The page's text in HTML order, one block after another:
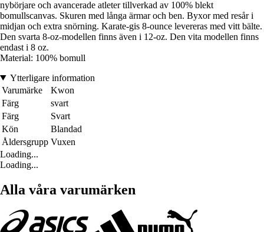
nybörjare och avancerade atleter tillverkad av 100% blekt
bomullscanvas. Skuren med långa ärmar och ben. Byxor med resår i
midjan och extra snörning. Karate-gis 8-ounce levereras med vitt bälte.
Den svarta 8-oz-modellen finns även i 12-oz. Den vita modellen finns
endast i 8 oz.
Material: 100% bomull
Ytterligare information
Varumärke
Kwon
Färg
svart
Färg
Svart
Kön
Blandad
Åldersgrupp Vuxen
Loading...
Loading...
Alla våra varumärken